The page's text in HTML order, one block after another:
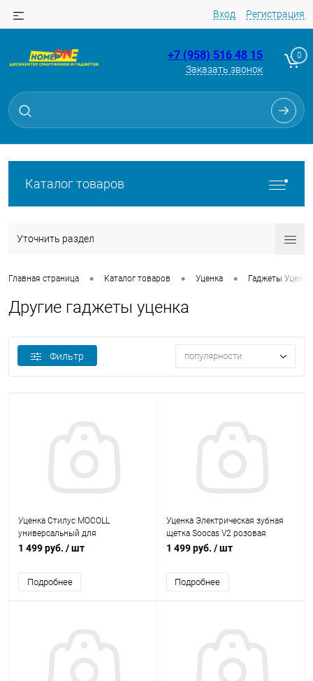
Вход Регистрация
+7 (958) 516 48 15
Заказать звонок
0
Каталог товаров
Уточнить раздел
Главная страница • Каталог товаров • Уценка • Гаджеты Уценка
Другие гаджеты уценка
Фильтр популярности
Уценка Стилус MOCOLL
универсальный для
планшетных компьютеров
1 499 руб. / шт
Подробнее
Уценка Электрическая зубная
щетка Soocas V2 розовая
1 499 руб. / шт
Подробнее